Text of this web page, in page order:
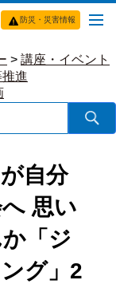
防災・災害情報
> 講座・イベント
進
自分
思い
「ジ
グ」2